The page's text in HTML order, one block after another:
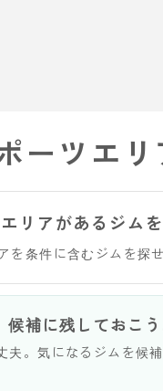
ーツエ
リアがあるジム
を条件に含むジムを探
補に残しておこう
夫。気になるジムを候